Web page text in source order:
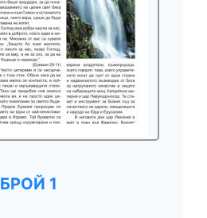
БРОЙ 1